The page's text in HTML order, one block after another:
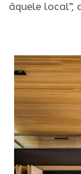
àquele local”,